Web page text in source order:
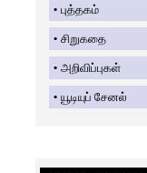
புத்தகம்
சிறுகதை
அறிவிப்புகள்
யூடியுப் சேனல்